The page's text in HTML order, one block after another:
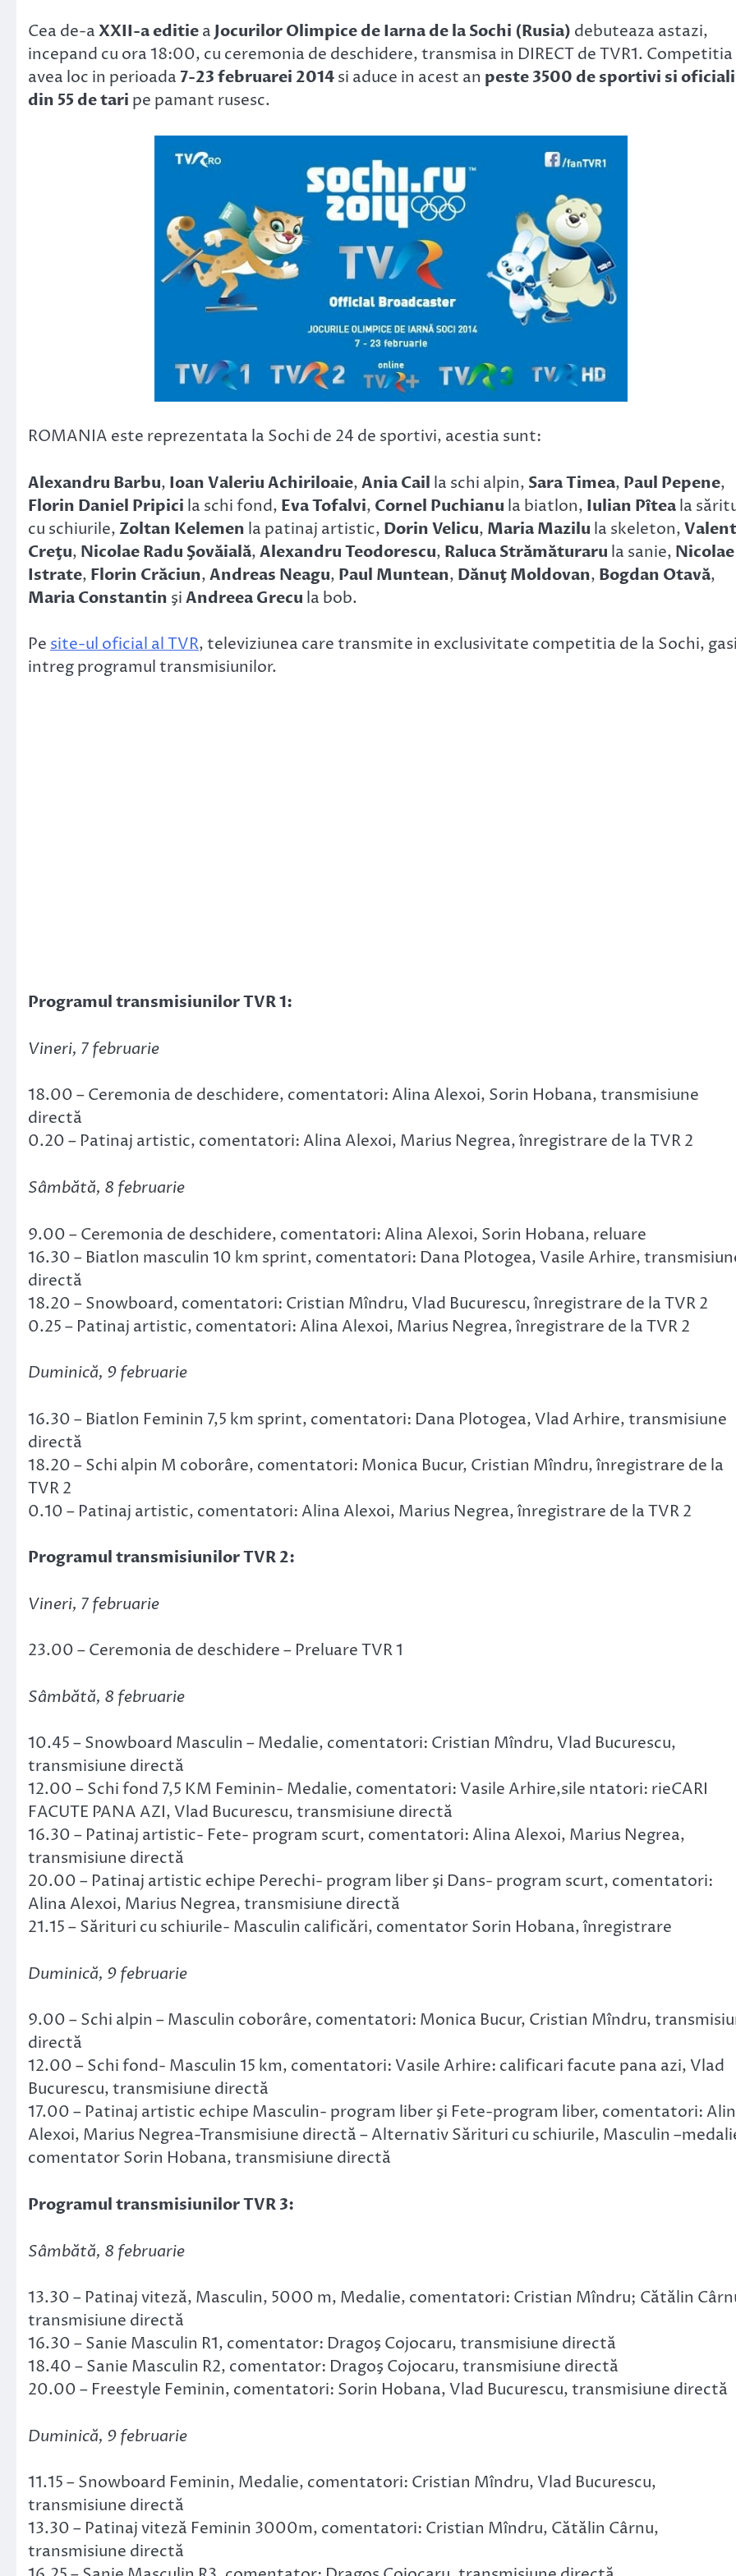
Cea de-aXXII-a editiea Jocurilor Olimpice de Iarna de la Sochi (Rusia) debuteaza astazi,
incepand cu ora 18:00, cu ceremonia de deschidere, transmisa in DIRECT de TVR1. Competitia
avea loc in perioada7-23 februarei 2014si aduce in acest an peste 3500 de sportivi si oficiali
din 55 de tari pe pamant rusesc.
ROMANIA este reprezentata la Sochi de 24 de sportivi, acestia sunt:
Alexandru Barbu, Ioan Valeriu Achiriloaie,Ania Cail la schi alpin, Sara Timea, Paul Pepene,
Florin Daniel Pripici la schi fond, Eva Tofalvi, Cornel Puchianu la biatlon, Iulian Pîteala
cu schiurile,Zoltan Kelemen la patinaj artistic, Dorin Velicu, Maria Mazilu la skeleton,
Creţu, Nicolae Radu Şovăială,Alexandru Teodorescu, Raluca Strămăturaru la sanie, Nicolae
Istrate, Florin Crăciun,Andreas Neagu, Paul Muntean, Dănuţ Moldovan, Bogdan Otavă,
Maria Constantin şiAndreea Grecu la bob.
Pesite-ul oficial al TVR, televiziunea care transmite in exclusivitate competitia de la Sochi,
intreg programul transmisiunilor.
Programul transmisiunilor TVR 1:
Vineri, 7 februarie
18.00 – Ceremonia de deschidere, comentatori: Alina Alexoi, Sorin Hobana, transmisiune
directă
0.20 – Patinaj artistic, comentatori: Alina Alexoi, Marius Negrea, înregistrare de la TVR 2
Sâmbătă, 8 februarie
9.00 – Ceremonia de deschidere, comentatori: Alina Alexoi, Sorin Hobana, reluare
16.30 – Biatlon masculin 10 km sprint, comentatori: Dana Plotogea, Vasile Arhire,
directă
18.20 – Snowboard, comentatori: Cristian Mîndru, Vlad Bucurescu, înregistrare de la TVR 2
0.25 – Patinaj artistic, comentatori: Alina Alexoi, Marius Negrea, înregistrare de la TVR 2
Duminică, 9 februarie
16.30 – Biatlon Feminin 7,5 km sprint, comentatori: Dana Plotogea, Vlad Arhire, transmisiune
directă
18.20 – Schi alpin M coborâre, comentatori: Monica Bucur, Cristian Mîndru, înregistrare de la
TVR 2
0.10 – Patinaj artistic, comentatori: Alina Alexoi, Marius Negrea, înregistrare de la TVR 2
Programul transmisiunilor TVR 2:
Vineri, 7 februarie
23.00 – Ceremonia de deschidere – Preluare TVR 1
Sâmbătă, 8 februarie
10.45 – Snowboard Masculin – Medalie, comentatori: Cristian Mîndru, Vlad Bucurescu,
transmisiune directă
12.00 – Schi fond 7,5 KM Feminin- Medalie, comentatori: Vasile Arhire,sile ntatori: rieCARI
FACUTE PANA AZI, Vlad Bucurescu, transmisiune directă
16.30 – Patinaj artistic- Fete- program scurt, comentatori: Alina Alexoi, Marius Negrea,
transmisiune directă
20.00 – Patinaj artistic echipe Perechi- program liber şi Dans- program scurt, comentatori:
Alina Alexoi, Marius Negrea, transmisiune directă
21.15 – Sărituri cu schiurile- Masculin calificări, comentator Sorin Hobana, înregistrare
Duminică, 9 februarie
9.00 – Schi alpin – Masculin coborâre, comentatori: Monica Bucur, Cristian Mîndru,
directă
12.00 – Schi fond- Masculin 15 km, comentatori: Vasile Arhire: calificari facute pana azi, Vlad
Bucurescu, transmisiune directă
17.00 – Patinaj artistic echipe Masculin- program liber şi Fete-program liber, comentatori:
Alexoi, Marius Negrea-Transmisiune directă – Alternativ Sărituri cu schiurile, Masculin
comentator Sorin Hobana, transmisiune directă
Programul transmisiunilor TVR 3:
Sâmbătă, 8 februarie
13.30 – Patinaj viteză, Masculin, 5000 m, Medalie, comentatori: Cristian Mîndru; Cătălin
transmisiune directă
16.30 – Sanie Masculin R1, comentator: Dragoş Cojocaru, transmisiune directă
18.40 – Sanie Masculin R2, comentator: Dragoş Cojocaru, transmisiune directă
20.00 – Freestyle Feminin, comentatori: Sorin Hobana, Vlad Bucurescu, transmisiune directă
Duminică, 9 februarie
11.15 – Snowboard Feminin, Medalie, comentatori: Cristian Mîndru, Vlad Bucurescu,
transmisiune directă
13.30 – Patinaj viteză Feminin 3000m, comentatori: Cristian Mîndru, Cătălin Cârnu,
transmisiune directă